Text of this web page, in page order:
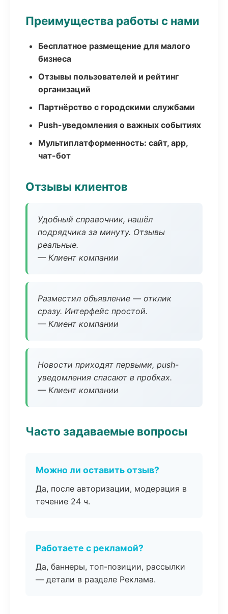
Преимущества работы с нами
Бесплатное размещение для малого
бизнеса
Отзывы пользователей и рейтинг
организаций
Партнёрство с городскими службами
Push-уведомления о важных событиях
Мультиплатформенность: сайт, app,
чат-бот
Отзывы клиентов
Удобный справочник, нашёл
подрядчика за минуту. Отзывы
реальные.
— Клиент компании
Разместил объявление — отклик
сразу. Интерфейс простой.
— Клиент компании
Новости приходят первыми, push-
уведомления спасают в пробках.
— Клиент компании
Часто задаваемые вопросы
Можно ли оставить отзыв?
Да, после авторизации, модерация в
течение 24 ч.
Работаете с рекламой?
Да, баннеры, топ-позиции, рассылки
— детали в разделе Реклама.